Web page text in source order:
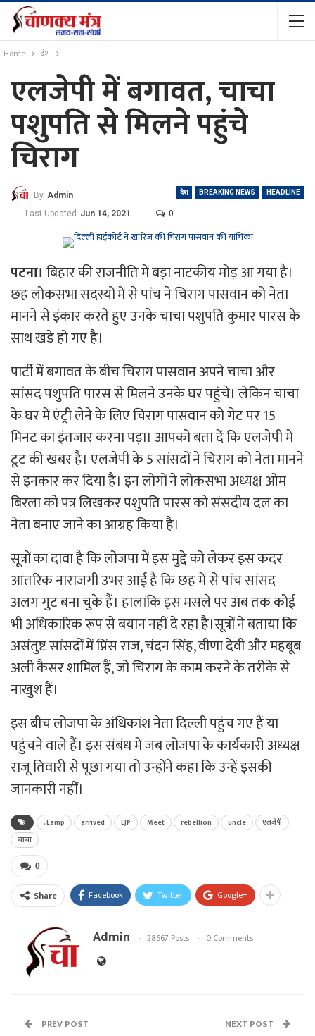
Home देश
एलजेपी में बगावत, चाचा
पशुपति से मिलने पहुंचे
चिराग
देश BREAKING NEWS HEADLINE
By Admin
Last Updated Jun 14, 2021 0
पटना। बिहार की राजनीति में बड़ा नाटकीय मोड़ आ गया है।
छह लोकसभा सदस्यों में से पांच ने चिराग पासवान को नेता
मानने से इंकार करते हुए उनके चाचा पशुपति कुमार पारस के
साथ खडे हो गए है।
पार्टी में बगावत के बीच चिराग पासवान अपने चाचा और
सांसद पशुपति पारस से मिलने उनके घर पहुंचे। लेकिन चाचा
के घर में एंट्री लेने के लिए चिराग पासवान को गेट पर 15
मिनट का इंतजार करना पड़ा। आपको बता दें कि एलजेपी में
टूट की खबर है। एलजेपी के 5 सांसदों ने चिराग को नेता मानने
से इनकार कर दिया है। इन लोगों ने लोकसभा अध्यक्ष ओम
बिरला को पत्र लिखकर पशुपति पारस को संसदीय दल का
नेता बनाए जाने का आग्रह किया है।
सूत्रों का दावा है कि लोजपा में इस मुद्दे को लेकर इस कदर
आंतरिक नाराजगी उभर आई है कि छह में से पांच सांसद
अलग गुट बना चुके हैं। हालांकि इस मसले पर अब तक कोई
भी अधिकारिक रूप से बयान नहीं दे रहा है।सूत्रों ने बताया कि
असंतुष्ट सांसदों में प्रिंस राज, चंदन सिंह, वीणा देवी और महबूब
अली कैसर शामिल हैं, जो चिराग के काम करने के तरीके से
नाखुश हैं।
इस बीच लोजपा के अंधिकांश नेता दिल्ली पहुंच गए हैं या
पहुंचने वाले हैं। इस संबंध में जब लोजपा के कार्यकारी अध्यक्ष
राजू तिवारी से पूछा गया तो उन्होंने कहा कि उन्हें इसकी
जानकारी नहीं।
. Lamp arrived LJP Meet rebellion uncle
एलजेपी
चाचा
0
Share Facebook Twitter Google+
Admin 28667 Posts 0 Comments
PREV POST NEXT POST